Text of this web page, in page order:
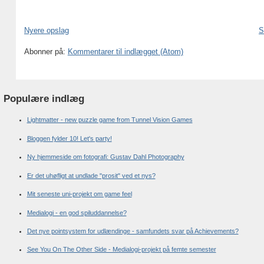
Nyere opslag
Abonner på: Kommentarer til indlægget (Atom)
Populære indlæg
Lightmatter - new puzzle game from Tunnel Vision Games
Bloggen fylder 10! Let's party!
Ny hjemmeside om fotografi: Gustav Dahl Photography
Er det uhøfligt at undlade "prosit" ved et nys?
Mit seneste uni-projekt om game feel
Medialogi - en god spiluddannelse?
Det nye pointsystem for udlændinge - samfundets svar på Achievements?
See You On The Other Side - Medialogi-projekt på femte semester